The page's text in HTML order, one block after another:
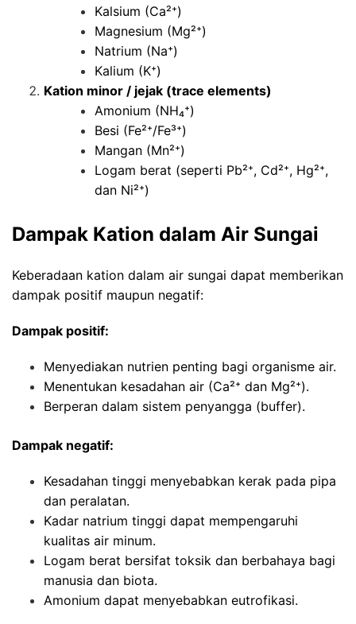
Kalsium (Ca²⁺)
Magnesium (Mg²⁺)
Natrium (Na⁺)
Kalium (K⁺)
Kation minor / jejak (trace elements)
Amonium (NH₄⁺)
Besi (Fe²⁺/Fe³⁺)
Mangan (Mn²⁺)
Logam berat (seperti Pb²⁺, Cd²⁺, Hg²⁺,
dan Ni²⁺)
Dampak Kation dalam Air Sungai
Keberadaan kation dalam air sungai dapat memberikan
dampak positif maupun negatif:
Dampak positif:
Menyediakan nutrien penting bagi organisme air.
Menentukan kesadahan air (Ca²⁺ dan Mg²⁺).
Berperan dalam sistem penyangga (buffer).
Dampak negatif:
Kesadahan tinggi menyebabkan kerak pada pipa
dan peralatan.
Kadar natrium tinggi dapat mempengaruhi
kualitas air minum.
Logam berat bersifat toksik dan berbahaya bagi
manusia dan biota.
Amonium dapat menyebabkan eutrofikasi.